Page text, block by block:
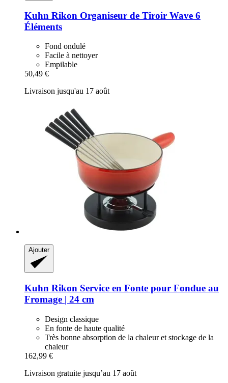
Kuhn Rikon Organiseur de Tiroir Wave 6
Éléments
Fond ondulé
Facile à nettoyer
Empilable
50,49 €
Livraison jusqu'au 17 août
Ajouter
Kuhn Rikon Service en Fonte pour Fondue au
Fromage | 24 cm
Design classique
En fonte de haute qualité
Très bonne absorption de la chaleur et stockage de la
chaleur
162,99 €
Livraison gratuite jusqu’au 17 août